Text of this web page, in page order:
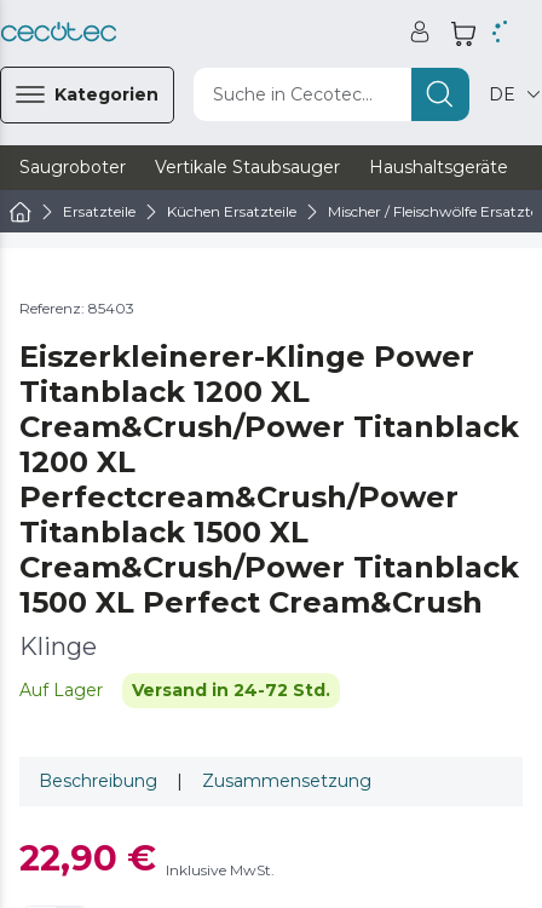
Kategorien Suche in Cecotec... DE
Saugroboter Vertikale Staubsauger Haushaltsgeräte
Ersatzteile Küchen Ersatzteile Mischer / Fleischwölfe
Referenz: 85403
Eiszerkleinerer-Klinge Power
Titanblack 1200 XL
Cream&Crush/Power Titanblack
1200 XL
Perfectcream&Crush/Power
Titanblack 1500 XL
Cream&Crush/Power Titanblack
1500 XL Perfect Cream&Crush
Klinge
Auf Lager Versand in 24-72 Std.
Beschreibung | Zusammensetzung
22,90 € Inklusive MwSt.